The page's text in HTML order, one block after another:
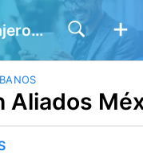
Mensajeros Urbanos
Aliados